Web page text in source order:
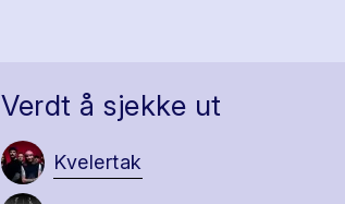
Verdt å sjekke ut
Kvelertak